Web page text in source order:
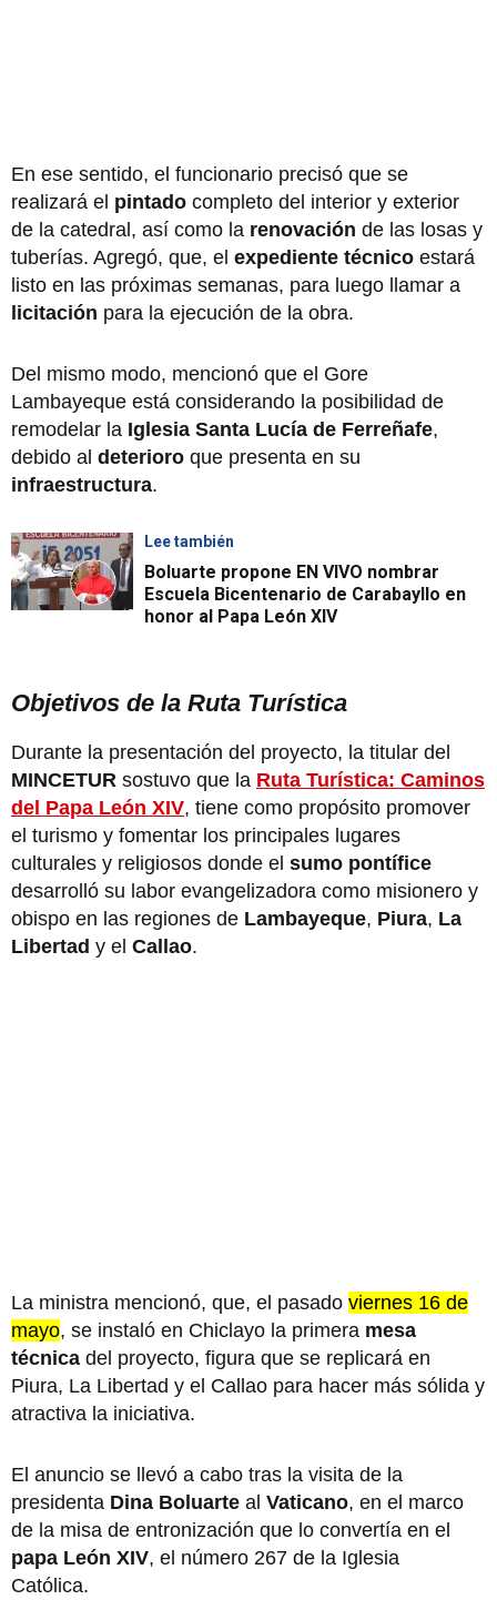
En ese sentido, el funcionario precisó que se
realizará el pintado completo del interior y exterior
de la catedral, así como la renovación de las losas y
tuberías. Agregó, que, el expediente técnico estará
listo en las próximas semanas, para luego llamar a
licitación para la ejecución de la obra.
Del mismo modo, mencionó que el Gore
Lambayeque está considerando la posibilidad de
remodelar la Iglesia Santa Lucía de Ferreñafe,
debido al deterioro que presenta en su
infraestructura.
Lee también
Boluarte propone EN VIVO nombrar
Escuela Bicentenario de Carabayllo en
honor al Papa León XIV
Objetivos de la Ruta Turística
Durante la presentación del proyecto, la titular del
MINCETUR sostuvo que la Ruta Turística: Caminos
del Papa León XIV, tiene como propósito promover
el turismo y fomentar los principales lugares
culturales y religiosos donde el sumo pontífice
desarrolló su labor evangelizadora como misionero y
obispo en las regiones de Lambayeque, Piura, La
Libertad y el Callao.
La ministra mencionó, que, el pasado viernes 16 de
mayo, se instaló en Chiclayo la primera mesa
técnica del proyecto, figura que se replicará en
Piura, La Libertad y el Callao para hacer más sólida y
atractiva la iniciativa.
El anuncio se llevó a cabo tras la visita de la
presidenta Dina Boluarte al Vaticano, en el marco
de la misa de entronización que lo convertía en el
papa León XIV, el número 267 de la Iglesia
Católica.